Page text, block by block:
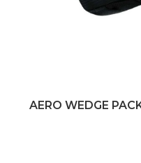
AERO WEDGE